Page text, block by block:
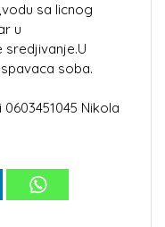
sa licnog
u
sredjivanje.U
soba.
Nikola